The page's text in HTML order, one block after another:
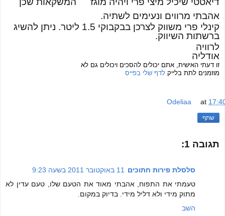
אהבתי מרווים ונעימים לשתיה.
קינלי פרי משווק לצרכן בבקבוקי 1.5 ליטר
. ניתן להשיג
ברשתות השיווק.
לרוויה
אודליה
זו דעתי האישית, אתם יכולים להסכים ויכולים גם לא
מוזמנים לתת בלייק לדף שלי בפייס
Odeliaa at
שתף
תגובה 1:
סלסלת פירות חתוכים
11 באוקטובר 2011 בשעה 9:23
טעמתי את התפוח, אהבתי מאוד את הטעם שלו, טעם עדין לא
מתוק מידי ולא דליל מידי. בדיוק במקום.
השב